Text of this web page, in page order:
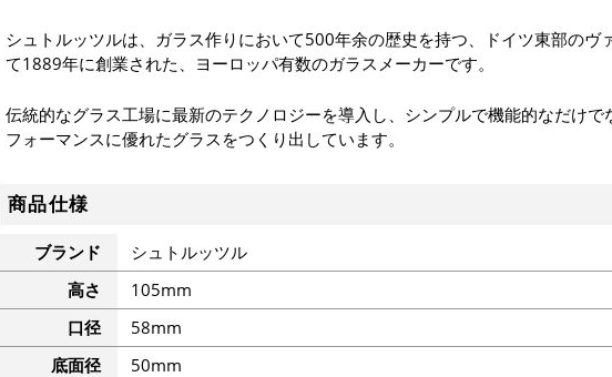
シュトルッツルは、ガラス作りにおいて500年余の歴史を持つ、ドイツ東部のヴ
て1889年に創業された、ヨーロッパ有数のガラスメーカーです。
伝統的なグラス工場に最新のテクノロジーを導入し、シンプルで機能的なだけで
フォーマンスに優れたグラスをつくり出しています。
商品仕様
ブランド
シュトルッツル
高さ
105mm
口径
58mm
底面径
50mm